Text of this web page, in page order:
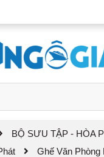
BỘ SƯU TẬP - HÒA
Ghế Văn Phòng